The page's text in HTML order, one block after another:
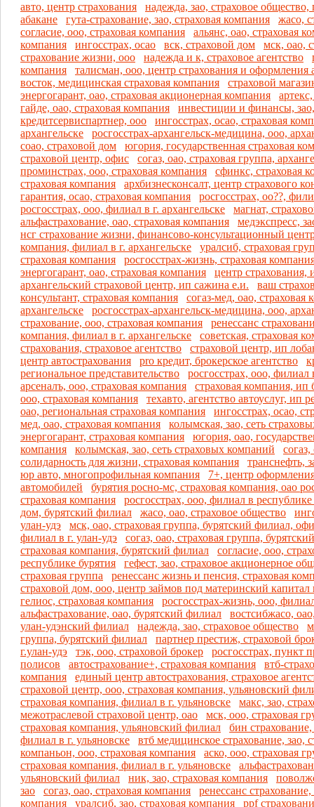
авто, центр страхования
надежда, зао, страховое общество,
абакане
гута-страхование, зао, страховая компания
жасо,
согласие, ооо, страховая компания
альянс, оао, страховая
компания
ингосстрах, осао вск, страховой дом
мск, оао,
страхование жизни, ооо
надежда и к, страховое агентство
компания
талисман, ооо, центр страхования и оформления
восток, медицинская страховая компания
страховой
энергогарант, оао, страховая акционерная компания
гайде, оао, страховая компания
инвестиции и финансы,
кредитсервиспартнер, ооо
ингосстрах, осао, страховая
архангельске
росгосстрах-архангельск-медицина, ооо,
соао, страховой дом
югория, государственная страховая
страховой центр, офис
согаз, оао, страховая группа,
проминстрах, ооо, страховая компания
сфинкс, страховая
страховая компания
архбизнесконсалт, центр страхового
гарантия, осао, страховая компания
росгосстрах, оо??,
росгосстрах, ооо, филиал в г. архангельске
магнат,
альфастрахование, оао, страховая компания
медэкспресс,
нсг страхование жизни, финансово-консультационный
компания, филиал в г. архангельске
уралсиб, страховая
страховая компания
росгосстрах-жизнь, страховая
энергогарант, оао, страховая компания
центр страхования,
архангельский страховой центр, ип сажина е.и.
ваш
консультант, страховая компания
согаз-мед, оао,
архангельске
росгосстрах-архангельск-медицина, ооо,
страхование, ооо, страховая компания
ренессанс
компания, филиал в г. архангельске
советская, страховая
страхования, страховое агентство
страховой центр, ип
центр автострахования
pro кредит, брокерское агентство
региональное представительство
росгосстрах, ооо, филиал
арсеналъ, ооо, страховая компания
страховая компания, ип
ооо, страховая компания
техавто, агентство автоуслуг, ип
оао, региональная страховая компания
ингосстрах, осао,
мед, оао, страховая компания
колымская, зао, сеть
энергогарант, страховая компания
югория, оао,
компания
колымская, зао, сеть страховых компаний
солидарность для жизни, страховая компания
транснефть,
юр авто, многопрофильная компания
7+, центр
автомобилей
бурятия росно-мс, страховая компания, оао
страховая компания
росгосстрах, ооо, филиал в республике
дом, бурятский филиал
жасо, оао, страховое общество
улан-удэ
мск, оао, страховая группа, бурятский филиал,
филиал в г. улан-удэ
согаз, оао, страховая группа,
страховая компания, бурятский филиал
согласие, ооо,
республике бурятия
гефест, зао, страховое акционерное
страховая группа
ренессанс жизнь и пенсия, страховая
страховой дом, ооо, центр займов под материнский
гелиос, страховая компания
росгосстрах-жизнь, ооо,
альфастрахование, оао, бурятский филиал
востсибжасо,
улан-удэнский филиал
надежда, зао, страховое общество
группа, бурятский филиал
партнер престиж, страховой
г.улан-удэ
тэк, ооо, страховой брокер
росгосстрах, пункт
полисов
автострахование+, страховая компания
втб-
компания
единый центр автострахования, страховое
страховой центр, ооо, страховая компания, ульяновский
страховая компания, филиал в г. ульяновске
макс, зао,
межотраслевой страховой центр, оао
мск, ооо, страховая
страховая компания, ульяновский филиал
бин
филиал в г. ульяновске
втб медицинское страхование, зао,
компаньон, ооо, страховая компания
аско, ооо, страховая
страховая компания, филиал в г. ульяновске
ульяновский филиал
ник, зао, страховая компания
зао
согаз, оао, страховая компания
ренессанс
компания
уралсиб, зао, страховая компания
ppf